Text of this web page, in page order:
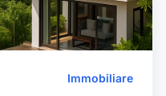
Immobiliare